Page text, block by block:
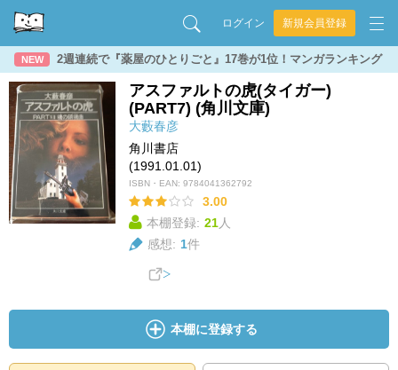
ログイン 新規会員登録
NEW 2週連続で『薬屋のひとりごと』17巻が1位！マンガランキング
アスファルトの虎(タイガー)
(PART7) (角川文庫)
大藪春彦
角川書店
(1991.01.01)
ISBN・EAN: 9784041362792
3.00
本棚登録: 21人
感想: 1件
本棚に登録する